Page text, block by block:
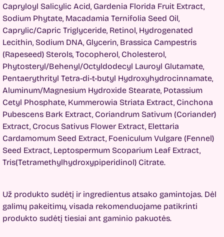
Capryloyl Salicylic Acid, Gardenia Florida Fruit Extract,
Sodium Phytate, Macadamia Ternifolia Seed Oil,
Caprylic/Capric Triglyceride, Retinol, Hydrogenated
Lecithin, Sodium DNA, Glycerin, Brassica Campestris
(Rapeseed) Sterols, Tocopherol, Cholesterol,
Phytosteryl/Behenyl/Octyldodecyl Lauroyl Glutamate,
Pentaerythrityl Tetra-di-t-butyl Hydroxyhydrocinnamate,
Aluminum/Magnesium Hydroxide Stearate, Potassium
Cetyl Phosphate, Kummerowia Striata Extract, Cinchona
Pubescens Bark Extract, Coriandrum Sativum (Coriander)
Extract, Crocus Sativus Flower Extract, Elettaria
Cardamomum Seed Extract, Foeniculum Vulgare (Fennel)
Seed Extract, Leptospermum Scoparium Leaf Extract,
Tris(Tetramethylhydroxypiperidinol) Citrate.
Už produkto sudėtį ir ingredientus atsako gamintojas. Dėl
galimų pakeitimų, visada rekomenduojame patikrinti
produkto sudėtį tiesiai ant gaminio pakuotės.